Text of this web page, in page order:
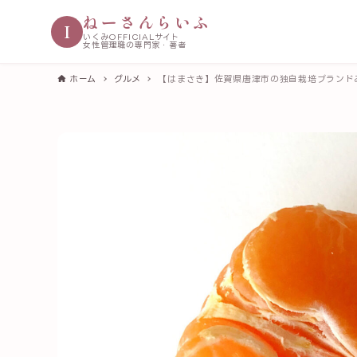
I ねーさんらいふ
いくみOFFICIALサイト
女性管理職の専門家・著者
ホーム グルメ 【はまさき】佐賀県唐津市の独自栽培ブラン